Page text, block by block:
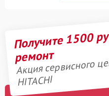
Получите 1500
ремонт
Акция сервисного
HITACHI